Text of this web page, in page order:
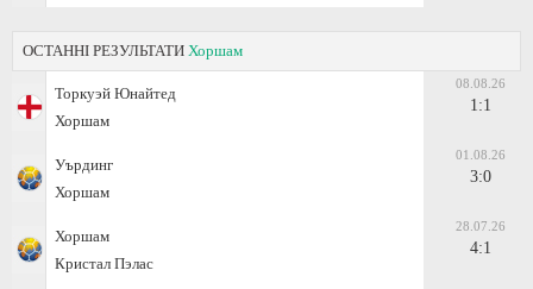
ОСТАННІ РЕЗУЛЬТАТИ Хоршам
Торкуэй Юнайтед
Хоршам
08.08.26
1:1
Уърдинг
Хоршам
01.08.26
3:0
Хоршам
Кристал Пэлас
28.07.26
4:1